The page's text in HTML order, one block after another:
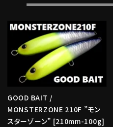
GOOD BAIT /
MONSTERZONE 210F ”モン
スターゾーン” [210mm-100g]